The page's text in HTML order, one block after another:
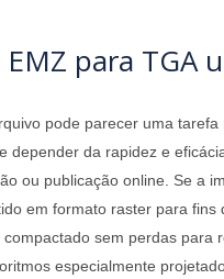
para TGA
pode parecer uma
depender da rapidez e
ou publicação online. Se a
em formato raster para
sem perdas
especialmente